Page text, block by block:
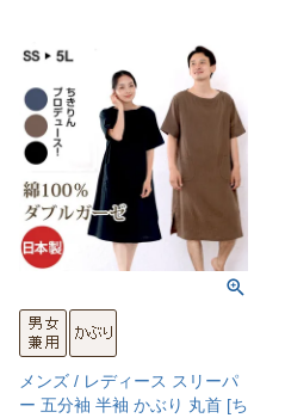
メンズ / レディース スリーパ
ー 五分袖 半袖 かぶり 丸首 [ち